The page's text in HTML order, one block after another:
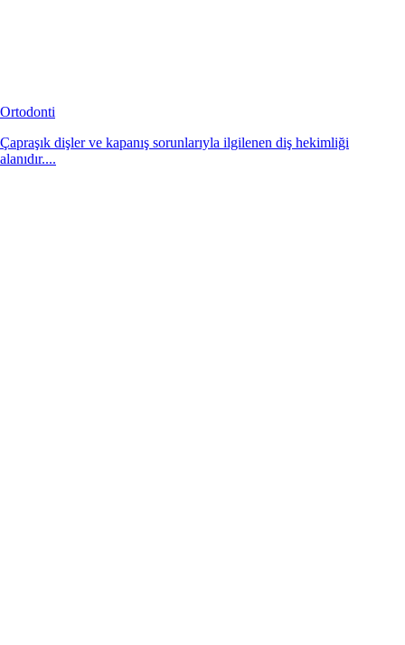
Ortodonti
Çapraşık dişler ve kapanış sorunlarıyla ilgilenen diş hekimliği
alanıdır....